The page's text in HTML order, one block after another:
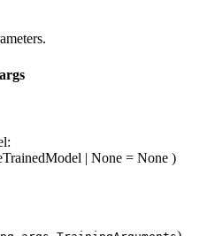
:
| None = None )